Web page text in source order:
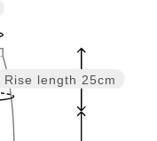
Rise length 25cm